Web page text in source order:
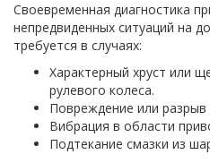
Своевременная диагностика
непредвиденных ситуаций на
требуется в случаях:
Характерный хруст или
рулевого колеса.
Повреждение или
Вибрация в области
Подтекание смазки из